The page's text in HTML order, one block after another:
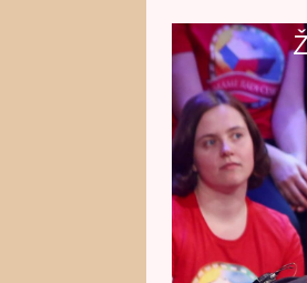
Pusťte si
nevešly, a
že Libor
„dělá“.